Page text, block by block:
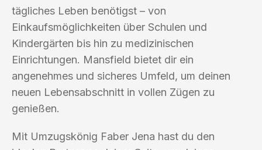
tägliches Leben benötigst – von
Einkaufsmöglichkeiten über Schulen und
Kindergärten bis hin zu medizinischen
Einrichtungen. Mansfield bietet dir ein
angenehmes und sicheres Umfeld, um deinen
neuen Lebensabschnitt in vollen Zügen zu
genießen.
Mit Umzugskönig Faber Jena hast du den